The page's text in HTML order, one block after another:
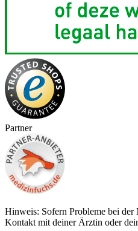
Partner
Hinweis: Sofern Probleme bei
Kontakt mit deiner Ärztin oder